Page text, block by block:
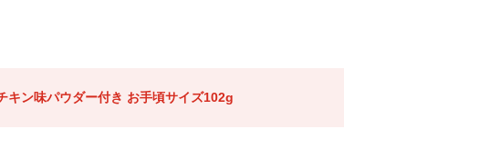
キン味パウダー付き お手頃サイズ102g